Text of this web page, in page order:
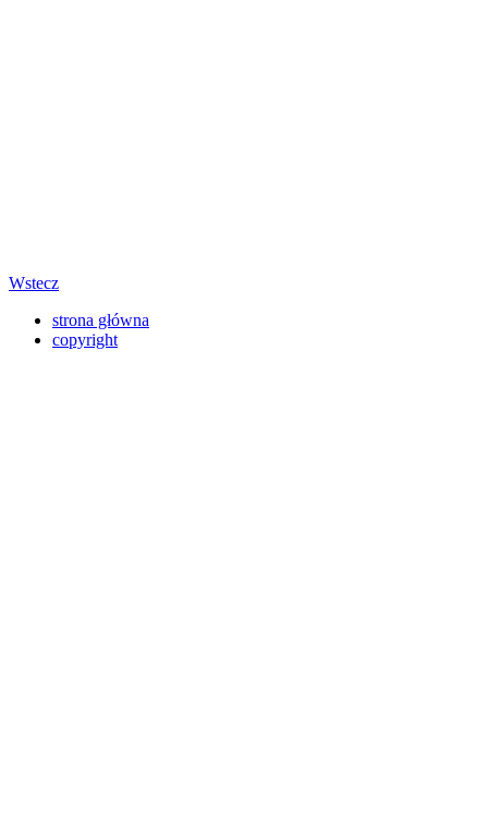
Wstecz
strona główna
copyright